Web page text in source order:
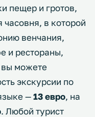
пещер и гротов,
в которой
венчания,
и рестораны,
вы можете
экскурсии по
—13 евро, на
. Любой турист